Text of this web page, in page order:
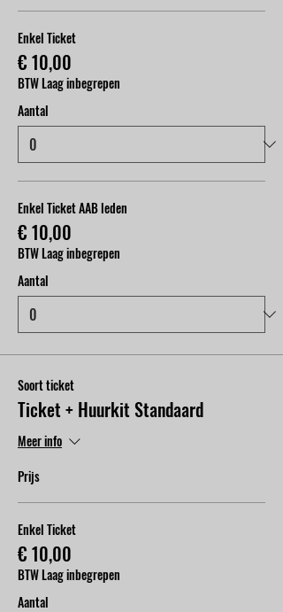
Enkel Ticket
€ 10,00
BTW Laag inbegrepen
Aantal
Enkel Ticket AAB leden
€ 10,00
BTW Laag inbegrepen
Aantal
Soort ticket
Ticket + Huurkit Standaard
Meer info
Prijs
Enkel Ticket
€ 10,00
BTW Laag inbegrepen
Aantal